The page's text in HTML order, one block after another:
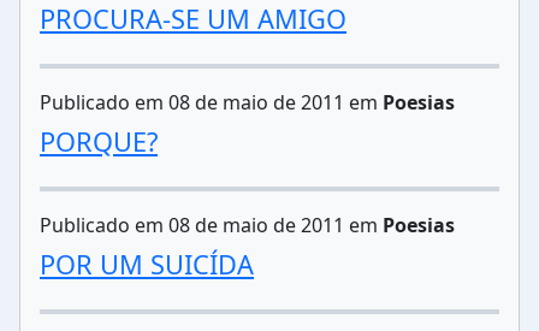
PROCURA-SE UM AMIGO
Publicado em 08 de maio de 2011 em Poesias
PORQUE?
Publicado em 08 de maio de 2011 em Poesias
POR UM SUICÍDA